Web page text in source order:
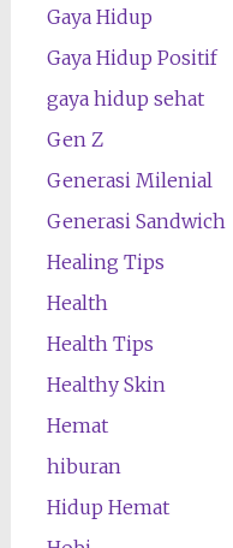
Gaya Hidup
Gaya Hidup Positif
gaya hidup sehat
Gen Z
Generasi Milenial
Generasi Sandwich
Healing Tips
Health
Health Tips
Healthy Skin
Hemat
hiburan
Hidup Hemat